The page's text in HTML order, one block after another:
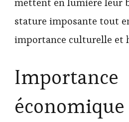
mettent en lumière leur
stature imposante tout
importance culturelle et
Importance
économique